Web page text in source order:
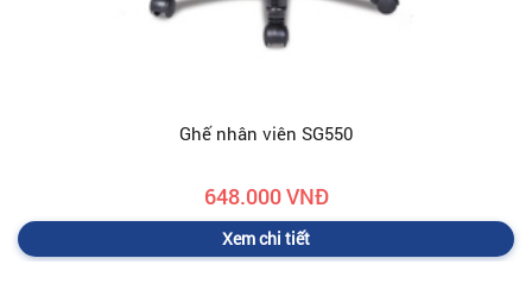
Ghế nhân viên SG550
648.000 VNĐ
Xem chi tiết